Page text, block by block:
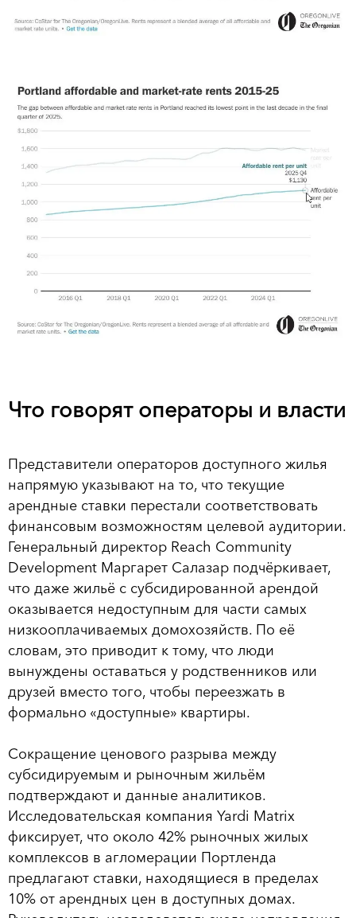
Что говорят операторы и власти
Представители операторов доступного жилья
напрямую указывают на то, что текущие
арендные ставки перестали соответствовать
финансовым возможностям целевой аудитории.
Генеральный директор Reach Community
Development Маргарет Салазар подчёркивает,
что даже жильё с субсидированной арендой
оказывается недоступным для части самых
низкооплачиваемых домохозяйств. По её
словам, это приводит к тому, что люди
вынуждены оставаться у родственников или
друзей вместо того, чтобы переезжать в
формально «доступные» квартиры.
Сокращение ценового разрыва между
субсидируемым и рыночным жильём
подтверждают и данные аналитиков.
Исследовательская компания Yardi Matrix
фиксирует, что около 42% рыночных жилых
комплексов в агломерации Портленда
предлагают ставки, находящиеся в пределах
10% от арендных цен в доступных домах.